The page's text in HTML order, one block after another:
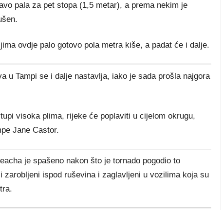
pala za pet stopa (1,5 metar), a prema nekim je
ovdje palo gotovo pola metra kiše, a padat će i dalje.
u Tampi se i dalje nastavlja, iako je sada prošla najgora
visoka plima, rijeke će poplaviti u cijelom okrugu,
Jane Castor.
je spašeno nakon što je tornado pogodio to
zarobljeni ispod ruševina i zaglavljeni u vozilima koja su